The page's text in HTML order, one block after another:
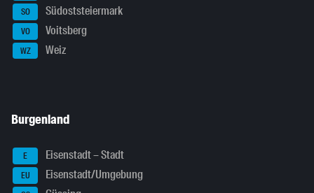
SO Südoststeiermark
VO Voitsberg
WZ Weiz
Burgenland
E Eisenstadt – Stadt
EU Eisenstadt/Umgebung